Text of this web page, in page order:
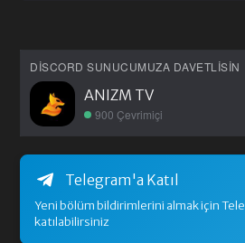
DISCORD SUNUCUMUZA DAVETLISIN
ANIZM TV
900 Çevrimiçi
Telegram'a Katıl
Yeni bölüm bildirimlerini almak için
katılabilirsiniz